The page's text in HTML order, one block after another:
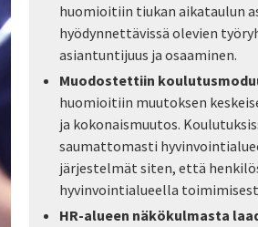
huomioitiin tiukan aikataulun
hyödynnettävissä olevien
asiantuntijuus ja osaaminen.
Muodostettiin
huomioitiin muutoksen
ja kokonaismuutos.
saumattomasti
järjestelmät siten, että
hyvinvointialueella
HR-alueen näkökulmasta